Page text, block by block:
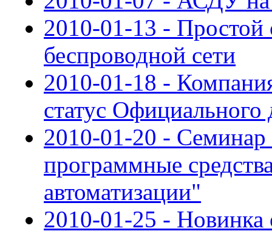
2010-01-13 - Простой
беспроводной сети
2010-01-18 -
статус
2010-01-20 -
программные
автоматизации"
2010-01-25 -